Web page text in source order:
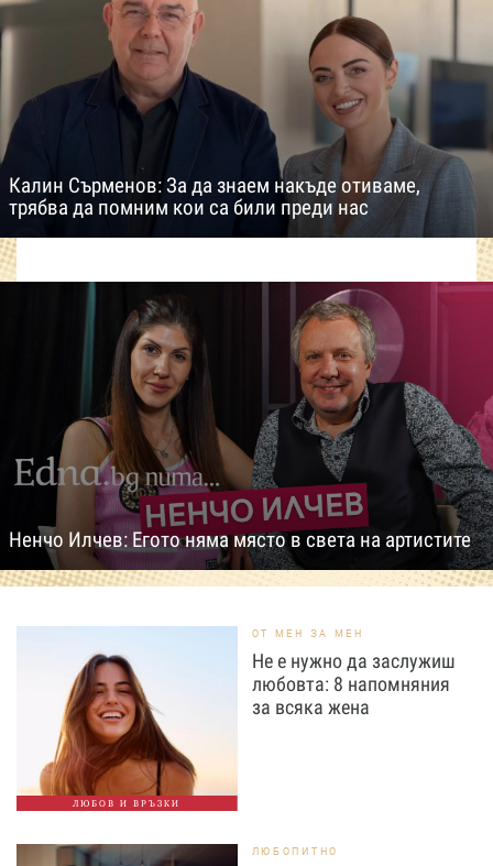
Калин Сърменов: За да знаем накъде отиваме,
трябва да помним кои са били преди нас
Ненчо Илчев: Егото няма място в света на артистите
ЛЮБОВ И ВРЪЗКИ
ОТ МЕН ЗА МЕН
Не е нужно да заслужиш
любовта: 8 напомняния
за всяка жена
ЛЮБОПИТНО